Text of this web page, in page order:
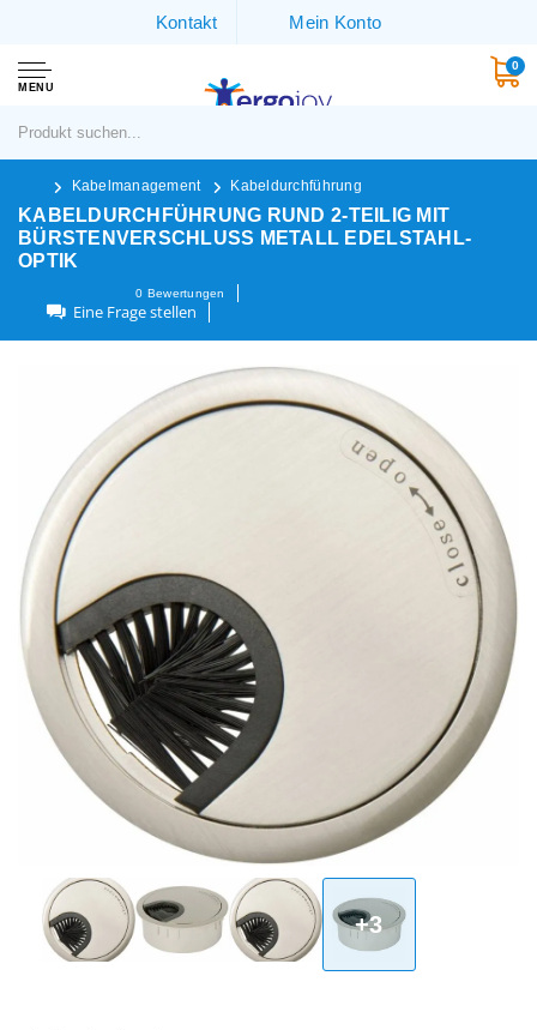
Kontakt Mein Konto
MENU
0
Kabelmanagement Kabeldurchführung
KABELDURCHFÜHRUNG RUND 2-TEILIG MIT
BÜRSTENVERSCHLUSS METALL EDELSTAHL-
OPTIK
0 Bewertungen
Eine Frage stellen
+3